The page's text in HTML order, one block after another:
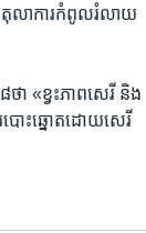
លាការ​កំពូលរំលាយ​
ា​ ​«ខ្វះ​ភាព​សេរី ​និង​
បោះឆ្នោត​ដោយ​សេរី​